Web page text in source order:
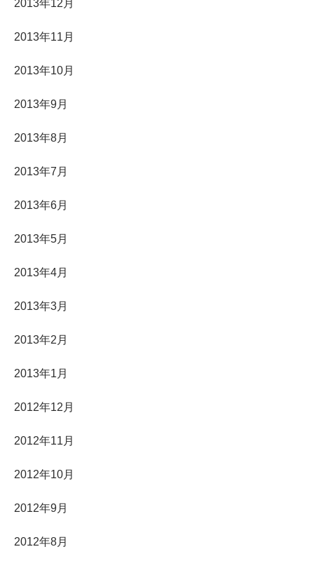
2013年12月
2013年11月
2013年10月
2013年9月
2013年8月
2013年7月
2013年6月
2013年5月
2013年4月
2013年3月
2013年2月
2013年1月
2012年12月
2012年11月
2012年10月
2012年9月
2012年8月